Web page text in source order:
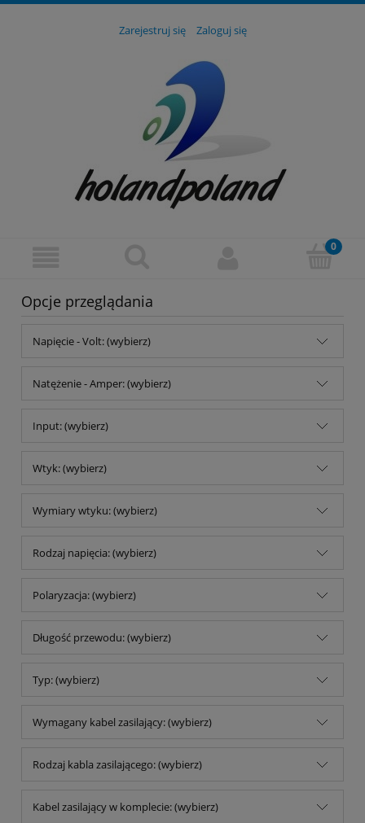
Zarejestruj się Zaloguj się
Opcje przeglądania
Napięcie - Volt: (wybierz)
Natężenie - Amper: (wybierz)
Input: (wybierz)
Wtyk: (wybierz)
Wymiary wtyku: (wybierz)
Rodzaj napięcia: (wybierz)
Polaryzacja: (wybierz)
Długość przewodu: (wybierz)
Typ: (wybierz)
Wymagany kabel zasilający: (wybierz)
Rodzaj kabla zasilającego: (wybierz)
Kabel zasilający w komplecie: (wybierz)